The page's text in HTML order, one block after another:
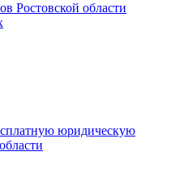
Ростовской области
юридическую